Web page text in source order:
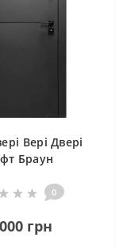
Вері Двері
Браун
0
грн